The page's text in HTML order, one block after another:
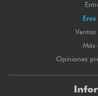
Más
Opiniones